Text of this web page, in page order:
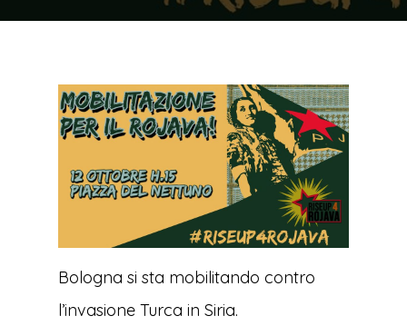
Bologna si sta mobilitando contro
l’invasione Turca in Siria.